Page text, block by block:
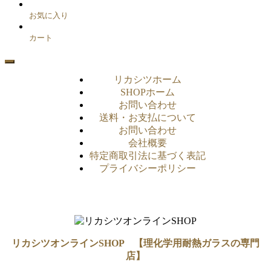
お気に入り
カート
リカシツホーム
SHOPホーム
お問い合わせ
送料・お支払について
お問い合わせ
会社概要
特定商取引法に基づく表記
プライバシーポリシー
リカシツオンラインSHOP 【理化学用耐熱ガラスの専門
店】